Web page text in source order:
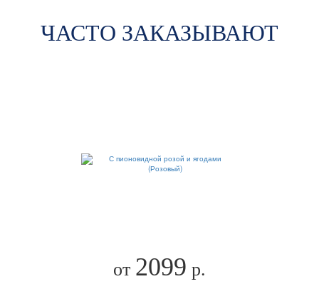
ЧАСТО ЗАКАЗЫВАЮТ
от 2099 р.